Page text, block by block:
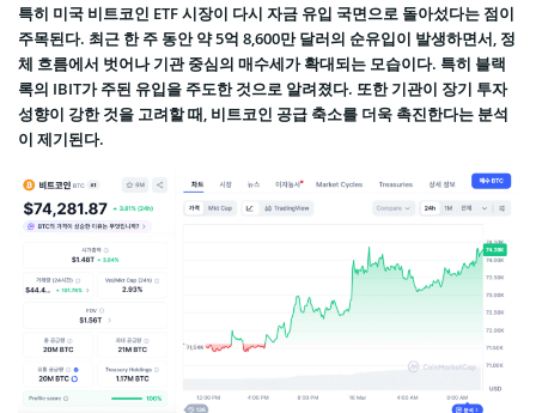
특히 미국 비트코인 ETF 시장이 다시 자금 유입 국면으로 돌아섰다는 점이
주목된다. 최근 한 주 동안 약 5억 8,600만 달러의 순유입이 발생하면서, 정
체 흐름에서 벗어나 기관 중심의 매수세가 확대되는 모습이다. 특히 블랙
록의 IBIT가 주된 유입을 주도한 것으로 알려졌다. 또한 기관이 장기 투자
성향이 강한 것을 고려할 때, 비트코인 공급 축소를 더욱 촉진한다는 분석
이 제기된다.